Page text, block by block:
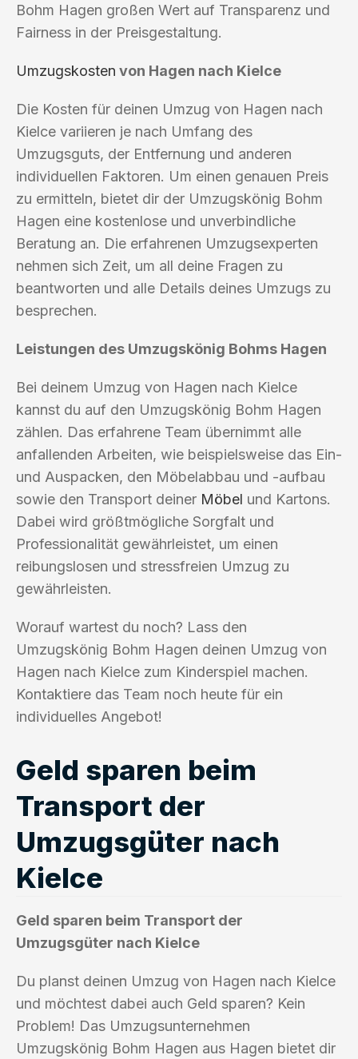
Bohm Hagen großen Wert auf Transparenz und
Fairness in der Preisgestaltung.
Umzugskosten von Hagen nach Kielce
Die Kosten für deinen Umzug von Hagen nach
Kielce variieren je nach Umfang des
Umzugsguts, der Entfernung und anderen
individuellen Faktoren. Um einen genauen Preis
zu ermitteln, bietet dir der Umzugskönig Bohm
Hagen eine kostenlose und unverbindliche
Beratung an. Die erfahrenen Umzugsexperten
nehmen sich Zeit, um all deine Fragen zu
beantworten und alle Details deines Umzugs zu
besprechen.
Leistungen des Umzugskönig Bohms Hagen
Bei deinem Umzug von Hagen nach Kielce
kannst du auf den Umzugskönig Bohm Hagen
zählen. Das erfahrene Team übernimmt alle
anfallenden Arbeiten, wie beispielsweise das Ein-
und Auspacken, den Möbelabbau und -aufbau
sowie den Transport deiner Möbel und Kartons.
Dabei wird größtmögliche Sorgfalt und
Professionalität gewährleistet, um einen
reibungslosen und stressfreien Umzug zu
gewährleisten.
Worauf wartest du noch? Lass den
Umzugskönig Bohm Hagen deinen Umzug von
Hagen nach Kielce zum Kinderspiel machen.
Kontaktiere das Team noch heute für ein
individuelles Angebot!
Geld sparen beim
Transport der
Umzugsgüter nach
Kielce
Geld sparen beim Transport der
Umzugsgüter nach Kielce
Du planst deinen Umzug von Hagen nach Kielce
und möchtest dabei auch Geld sparen? Kein
Problem! Das Umzugsunternehmen
Umzugskönig Bohm Hagen aus Hagen bietet dir